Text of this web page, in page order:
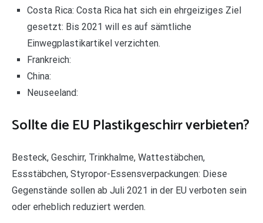
Costa Rica: Costa Rica hat sich ein ehrgeiziges Ziel
gesetzt: Bis 2021 will es auf sämtliche
Einwegplastikartikel verzichten.
Frankreich:
China:
Neuseeland:
Sollte die EU Plastikgeschirr verbieten?
Besteck, Geschirr, Trinkhalme, Wattestäbchen,
Essstäbchen, Styropor-Essensverpackungen: Diese
Gegenstände sollen ab Juli 2021 in der EU verboten sein
oder erheblich reduziert werden.